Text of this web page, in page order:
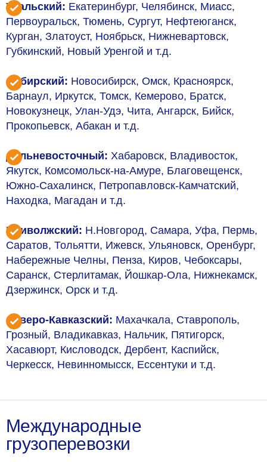
Уральский: Екатеринбург, Челябинск, Миасс,
Первоуральск, Тюмень, Сургут, Нефтеюганск,
Курган, Златоуст, Ноябрьск, Нижневартовск,
Губкинский, Новый Уренгой и т.д.
Сибирский: Новосибирск, Омск, Красноярск,
Барнаул, Иркутск, Томск, Кемерово, Братск,
Новокузнецк, Улан-Удэ, Чита, Ангарск, Бийск,
Прокопьевск, Абакан и т.д.
Дальневосточный: Хабаровск, Владивосток,
Якутск, Комсомольск-на-Амуре, Благовещенск,
Южно-Сахалинск, Петропавловск-Камчатский,
Находка, Магадан и т.д.
Приволжский: Н.Новгород, Самара, Уфа, Пермь,
Саратов, Тольятти, Ижевск, Ульяновск, Оренбург,
Набережные Челны, Пенза, Киров, Чебоксары,
Саранск, Стерлитамак, Йошкар-Ола, Нижнекамск,
Дзержинск, Орск и т.д.
Северо-Кавказский: Махачкала, Ставрополь,
Грозный, Владикавказ, Нальчик, Пятигорск,
Хасавюрт, Кисловодск, Дербент, Каспийск,
Черкесск, Невинномысск, Ессентуки и т.д.
Международные
грузоперевозки